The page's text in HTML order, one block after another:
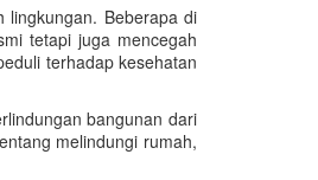
lingkungan. Beberapa di
tetapi juga mencegah
terhadap kesehatan
bangunan dari
melindungi rumah,